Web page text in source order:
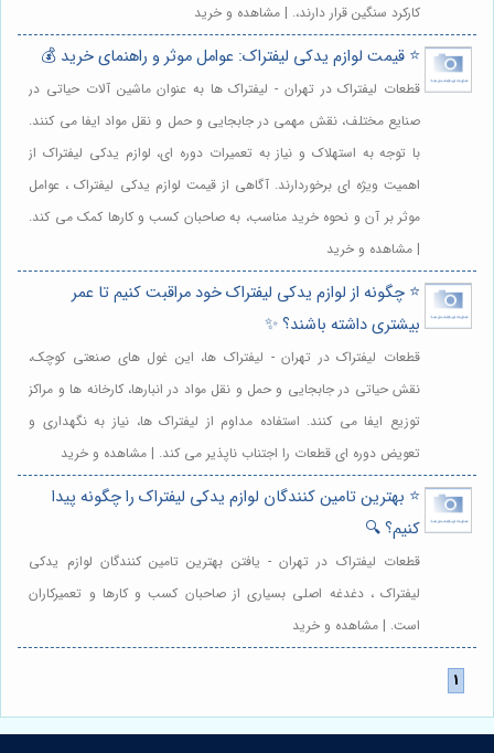
کارکرد سنگین قرار دارند،. | مشاهده و خرید
⭐️ قیمت لوازم یدکی لیفتراک: عوامل موثر و راهنمای خرید 💰
قطعات لیفتراک در تهران - لیفتراک ها به عنوان ماشین آلات حیاتی در
صنایع مختلف، نقش مهمی در جابجایی و حمل و نقل مواد ایفا می کنند.
با توجه به استهلاک و نیاز به تعمیرات دوره ای، لوازم یدکی لیفتراک از
اهمیت ویژه ای برخوردارند. آگاهی از قیمت لوازم یدکی لیفتراک ، عوامل
موثر بر آن و نحوه خرید مناسب، به صاحبان کسب و کارها کمک می کند.
| مشاهده و خرید
⭐️ چگونه از لوازم یدکی لیفتراک خود مراقبت کنیم تا عمر
بیشتری داشته باشند؟ ✨
قطعات لیفتراک در تهران - لیفتراک ها، این غول های صنعتی کوچک،
نقش حیاتی در جابجایی و حمل و نقل مواد در انبارها، کارخانه ها و مراکز
توزیع ایفا می کنند. استفاده مداوم از لیفتراک ها، نیاز به نگهداری و
تعویض دوره ای قطعات را اجتناب ناپذیر می کند. | مشاهده و خرید
⭐️ بهترین تامین کنندگان لوازم یدکی لیفتراک را چگونه پیدا
کنیم؟ 🔍
قطعات لیفتراک در تهران - یافتن بهترین تامین کنندگان لوازم یدکی
لیفتراک ، دغدغه اصلی بسیاری از صاحبان کسب و کارها و تعمیرکاران
است. | مشاهده و خرید